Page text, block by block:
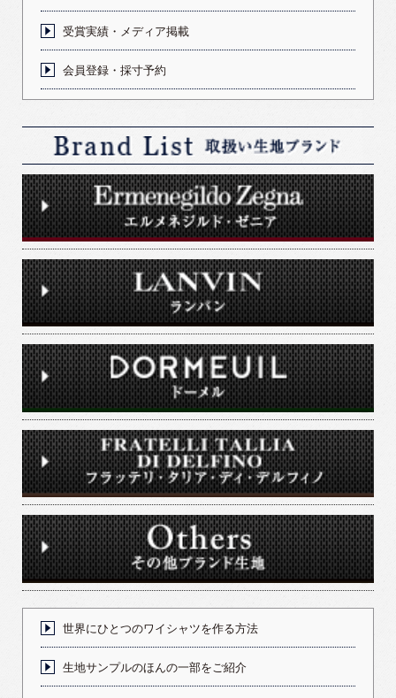
受賞実績・メディア掲載
会員登録・採寸予約
世界にひとつのワイシャツを作る方法
生地サンプルのほんの一部をご紹介